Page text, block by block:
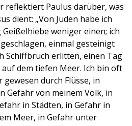
Spotify
reflektiert Paulus darüber, was
dient: „Von Juden habe ich
weniger einen; ich
einmal gesteinigt
Schiffbruch erlitten, einen Tag
dem tiefen Meer. Ich bin oft
durch Flüsse, in
Gefahr von meinem Volk, in
in Städten, in Gefahr in
Meer, in Gefahr unter